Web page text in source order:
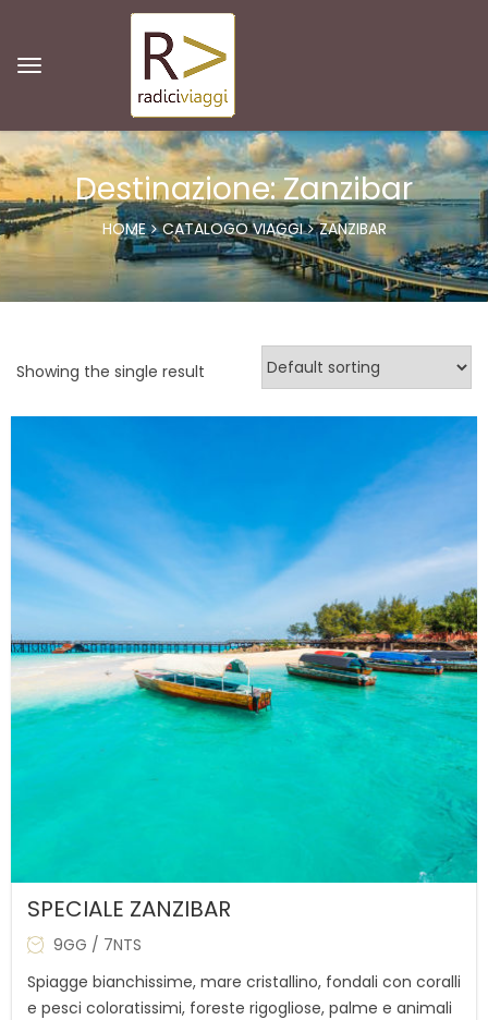
Destinazione: Zanzibar
HOME CATALOGO VIAGGI ZANZIBAR
Showing the single result
SPECIALE ZANZIBAR
9GG / 7NTS
Spiagge bianchissime, mare cristallino, fondali con coralli
e pesci coloratissimi, foreste rigogliose, palme e animali